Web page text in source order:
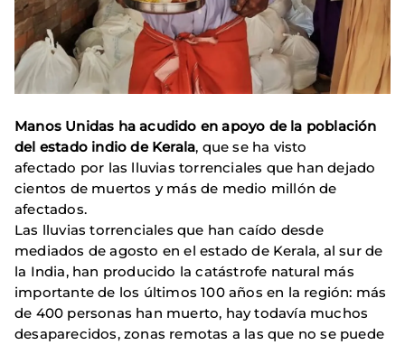
Manos Unidas ha acudido en apoyo de la población
del estado indio de Kerala, que se ha visto
afectado por las lluvias torrenciales que han dejado
cientos de muertos y más de medio millón de
afectados.
Las lluvias torrenciales que han caído desde
mediados de agosto en el estado de Kerala, al sur de
la India, han producido la catástrofe natural más
importante de los últimos 100 años en la región: más
de 400 personas han muerto, hay todavía muchos
desaparecidos, zonas remotas a las que no se puede